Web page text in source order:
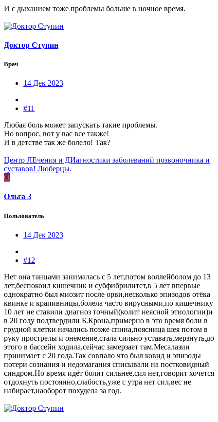
И с дыханием тоже проблемы больше в ночное время.
Доктор Ступин
Врач
14 Дек 2023
#11
Любая боль может запускать такие проблемы.
Но вопрос, вот у вас все также!
И в детстве так же болело! Так?
Центр ЛЕчения и ДИагностики заболеваний позвоночника и
суставов! Люберцы.
О
Ольга З
Пользователь
14 Дек 2023
#12
Нет она танцами занималась с 5 лет,потом воллейболом до 13
лет,беспокоил кишечник и субфибрилитет,в 5 лет впервые
однократно был миозит после орви,несколько эпизодов отёка
квинке и крапивницы,болела часто вирусными,по кишечнику
10 лет не ставили диагноз точный(колит неясной этиологии)и
в 20 году подтвердили Б.Крона,примерно в это время боли в
грудной клетки начались позже спина,поясница шея потом в
руку прострелы и онемение,стала сильно уставать,мерзнуть,до
этого в бассейн ходила,сейчас замерзает там.Месалазин
принимает с 20 года.Так совпало что был ковид и эпизоды
потери сознания и недомагания списывали на постковидный
синдром.Но время идёт болит сильнее,сил нет,говорит хочется
отдохнуть постоянно,слабость,уже с утра нет сил,вес не
набирает,наоборот похудела за год.